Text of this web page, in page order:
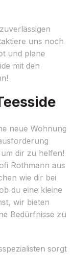
uns noch
und plane
mit den
neue Wohnung
dir zu helfen!
Rothmann aus
wie dir bei
du eine kleine
wir bieten
Bedürfnisse zu
sorgt